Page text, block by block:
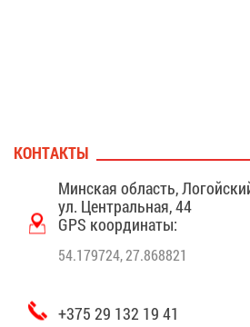
КОН­ТАК­ТЫ
Мин­ская об­ласть,
ул. Цен­траль­ная, 44
GPS ко­ор­ди­на­ты:
54.179724, 27.868821
+375 29 132 19 41